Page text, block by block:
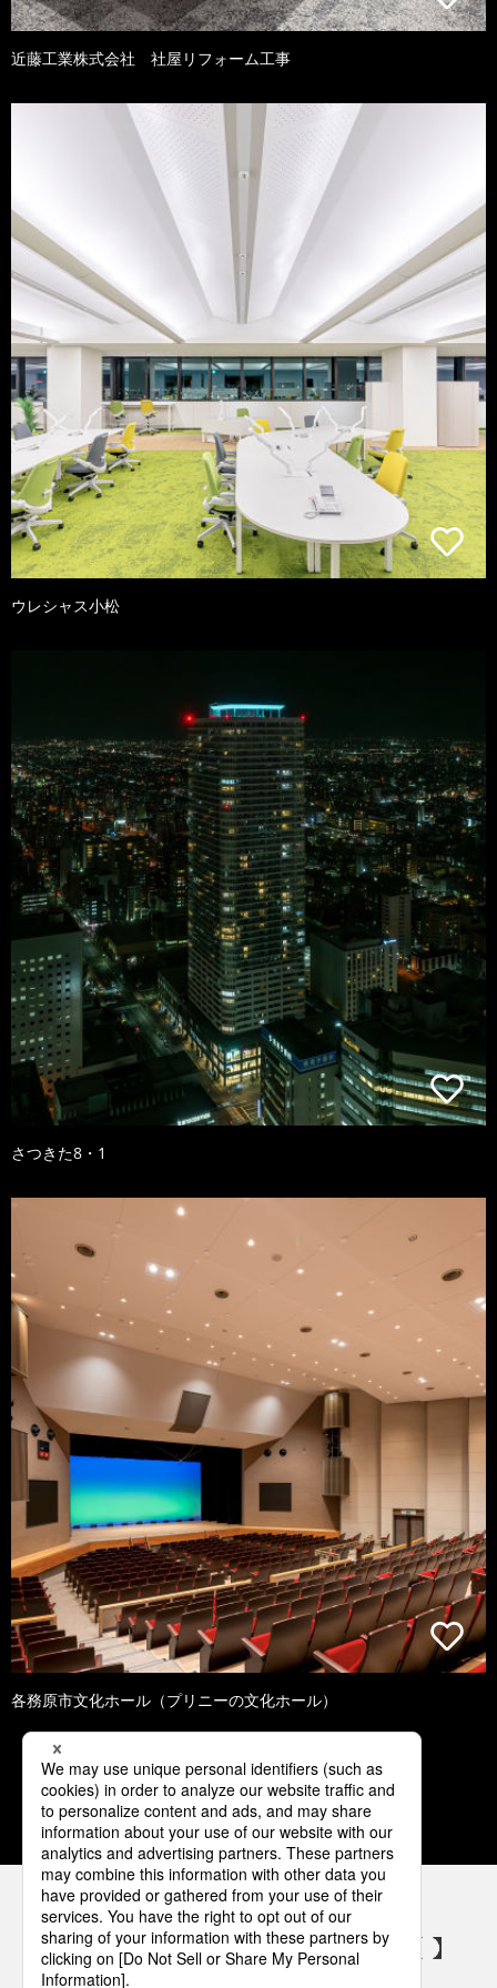
近藤工業株式会社 社屋リフォーム工事
ウレシャス小松
さつきた8・1
各務原市文化ホール（プリニーの文化ホール）
1 2 3 4 5
パナソニックの電気設備 SNSアカウント